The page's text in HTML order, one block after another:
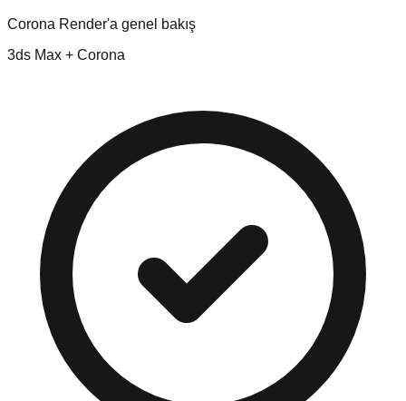
Corona Render'a genel bakış
3ds Max + Corona